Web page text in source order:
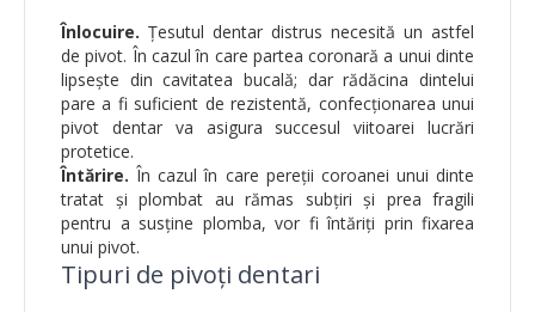
Înlocuire. Ţesutul dentar distrus necesită un astfel
de pivot. În cazul în care partea coronară a unui dinte
lipsește din cavitatea bucală; dar rădăcina dintelui
pare a fi suficient de rezistentă, confecționarea unui
pivot dentar va asigura succesul viitoarei lucrări
protetice.
Întărire. În cazul în care pereții coroanei unui dinte
tratat și plombat au rămas subțiri și prea fragili
pentru a susține plomba, vor fi întăriți prin fixarea
unui pivot.
Tipuri de pivoți dentari